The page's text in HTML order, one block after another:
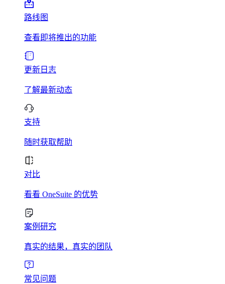
路线图
查看即将推出的功能
更新日志
了解最新动态
支持
随时获取帮助
对比
看看 OneSuite 的优势
案例研究
真实的结果，真实的团队
常见问题